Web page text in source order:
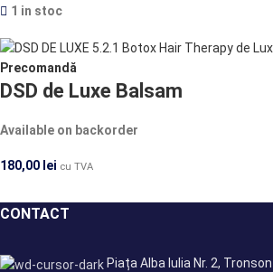
1 in stoc
Precomandă
DSD de Luxe Balsam
Available on backorder
180,00 lei cu TVA
CONTACT
Piața Alba Iulia Nr. 2,